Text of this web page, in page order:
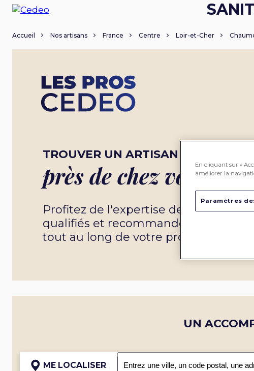
Accueil Nos artisans France Centre Loir-et-Cher
TROUVER UN ARTISAN
près de chez vous
Profitez de l'expertise de nos PROS
qualifiés et recommandés par
tout au long de votre projet.
UN
ME LOCALISER
En cliquant sur «
améliorer la
Paramètres